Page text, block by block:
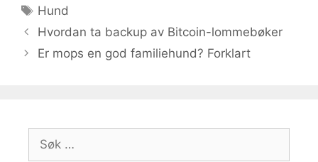
Stikkord
Hund
Hvordan ta backup av Bitcoin-lommebøker
Er mops en god familiehund? Forklart
Søk
etter: